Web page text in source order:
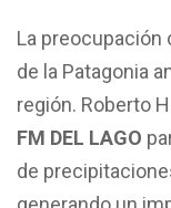
La
de la Patagonia
región. Roberto
FM DEL LAGO
de